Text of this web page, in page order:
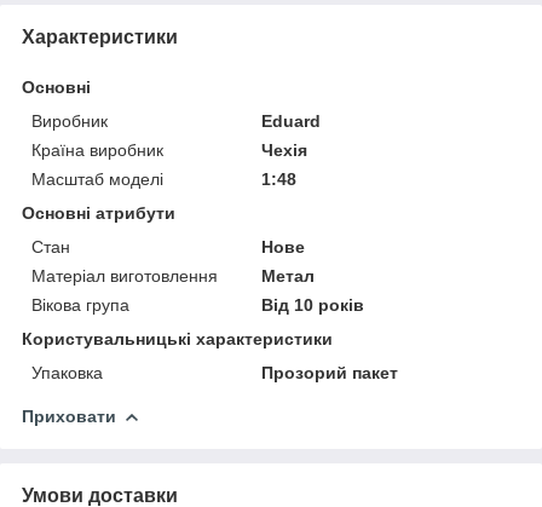
Характеристики
Основні
Виробник
Eduard
Країна виробник
Чехія
Масштаб моделі
1:48
Основні атрибути
Стан
Нове
Матеріал виготовлення
Метал
Вікова група
Від 10 років
Користувальницькі характеристики
Упаковка
Прозорий пакет
Приховати
Умови доставки